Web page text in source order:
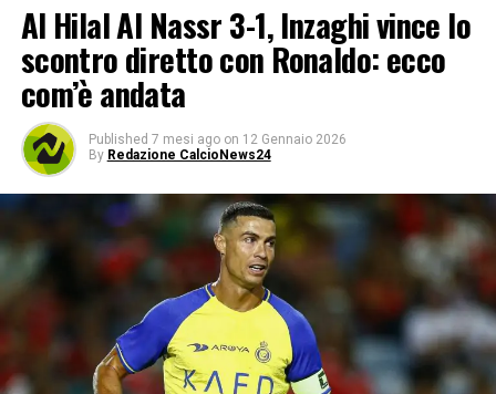
Al Hilal Al Nassr 3-1, Inzaghi vince lo
scontro diretto con Ronaldo: ecco
com’è andata
Published 7 mesi ago on 12 Gennaio 2026
By Redazione CalcioNews24